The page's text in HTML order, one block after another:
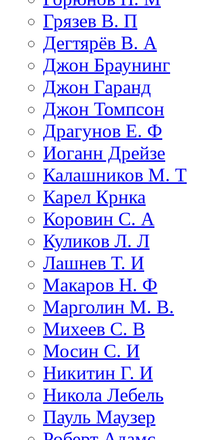
Грязев В. П
Дегтярёв В. А
Джон Браунинг
Джон Гаранд
Джон Томпсон
Драгунов Е. Ф
Иоганн Дрейзе
Калашников М. Т
Карел Крнка
Коровин С. А
Куликов Л. Л
Лашнев Т. И
Макаров Н. Ф
Марголин М. В.
Михеев С. В
Мосин С. И
Никитин Г. И
Никола Лебель
Пауль Маузер